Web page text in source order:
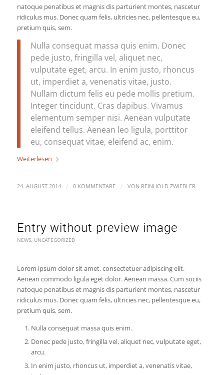
natoque penatibus et magnis dis parturient montes, nascetur
ridiculus mus. Donec quam felis, ultricies nec, pellentesque eu,
pretium quis, sem.
Nulla consequat massa quis enim. Donec
pede justo, fringilla vel, aliquet nec,
vulputate eget, arcu. In enim justo, rhoncus
ut, imperdiet a, venenatis vitae, justo.
Nullam dictum felis eu pede mollis pretium.
Integer tincidunt. Cras dapibus. Vivamus
elementum semper nisi. Aenean vulputate
eleifend tellus. Aenean leo ligula, porttitor
eu, consequat vitae, eleifend ac, enim.
Weiterlesen
24. AUGUST 2014 / 0 KOMMENTARE / VON REINHOLD ZWIEBLER
Entry without preview image
NEWS, UNCATEGORIZED
Lorem ipsum dolor sit amet, consectetuer adipiscing elit.
Aenean commodo ligula eget dolor. Aenean massa. Cum sociis
natoque penatibus et magnis dis parturient montes, nascetur
ridiculus mus. Donec quam felis, ultricies nec, pellentesque eu,
pretium quis, sem.
Nulla consequat massa quis enim.
Donec pede justo, fringilla vel, aliquet nec, vulputate eget,
arcu.
In enim justo, rhoncus ut, imperdiet a, venenatis vitae,